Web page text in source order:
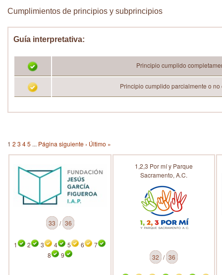
Cumplimientos de principios y subprincipios
Guía interpretativa:
Principio cumplido
Principio cumplido parcialmente o no
1 2 3 45 ... Página siguiente › Último »
33 / 36
1 2 3 4 5 6
7
8
9
1,2,3 Por mí y Parque
Sacramento, A.C.
32 / 36